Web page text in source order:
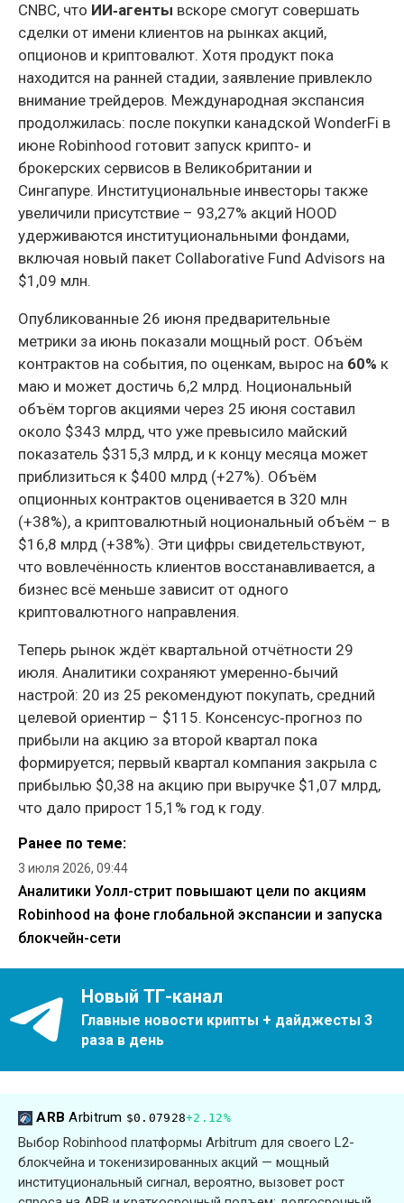
CNBC, что ИИ‑агенты вскоре смогут совершать
сделки от имени клиентов на рынках акций,
опционов и криптовалют. Хотя продукт пока
находится на ранней стадии, заявление привлекло
внимание трейдеров. Международная экспансия
продолжилась: после покупки канадской WonderFi в
июне Robinhood готовит запуск крипто‑ и
брокерских сервисов в Великобритании и
Сингапуре. Институциональные инвесторы также
увеличили присутствие – 93,27% акций HOOD
удерживаются институциональными фондами,
включая новый пакет Collaborative Fund Advisors на
$1,09 млн.
Опубликованные 26 июня предварительные
метрики за июнь показали мощный рост. Объём
контрактов на события, по оценкам, вырос на 60% к
маю и может достичь 6,2 млрд. Ноциональный
объём торгов акциями через 25 июня составил
около $343 млрд, что уже превысило майский
показатель $315,3 млрд, и к концу месяца может
приблизиться к $400 млрд (+27%). Объём
опционных контрактов оценивается в 320 млн
(+38%), а криптовалютный ноциональный объём – в
$16,8 млрд (+38%). Эти цифры свидетельствуют,
что вовлечённость клиентов восстанавливается, а
бизнес всё меньше зависит от одного
криптовалютного направления.
Теперь рынок ждёт квартальной отчётности 29
июля. Аналитики сохраняют умеренно‑бычий
настрой: 20 из 25 рекомендуют покупать, средний
целевой ориентир – $115. Консенсус‑прогноз по
прибыли на акцию за второй квартал пока
формируется; первый квартал компания закрыла с
прибылью $0,38 на акцию при выручке $1,07 млрд,
что дало прирост 15,1% год к году.
Ранее по теме:
3 июля 2026, 09:44
Аналитики Уолл-стрит повышают цели по акциям
Robinhood на фоне глобальной экспансии и запуска
блокчейн-сети
Новый ТГ-канал
Главные новости крипты + дайджесты 3
раза в день
ARBArbitrum $0.07928+2.12%
Выбор Robinhood платформы Arbitrum для своего L2-
блокчейна и токенизированных акций — мощный
институциональный сигнал, вероятно, вызовет рост